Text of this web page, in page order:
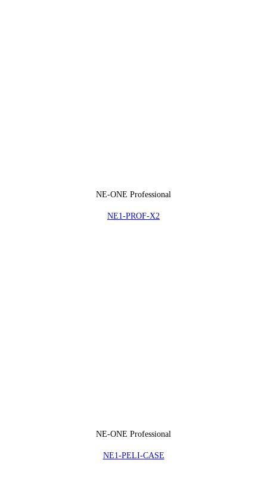
NE-ONE Professional
NE1-PROF-X2
NE-ONE Professional
NE1-PELI-CASE